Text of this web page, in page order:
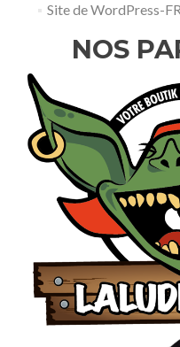
Site de WordPress-FR
NOS